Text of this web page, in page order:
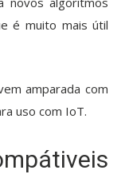
é muito mais útil
amparada com
uso com IoT.